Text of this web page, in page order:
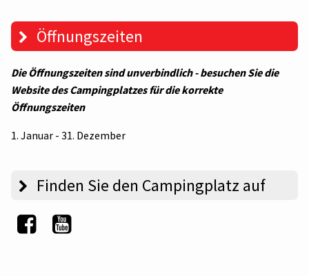
Öffnungszeiten
Die Öffnungszeiten sind unverbindlich - besuchen Sie die
Website des Campingplatzes für die korrekte
Öffnungszeiten
1. Januar - 31. Dezember
Finden Sie den Campingplatz auf